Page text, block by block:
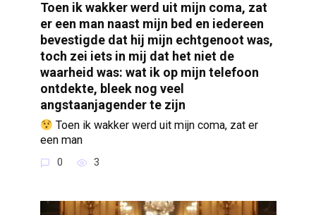
Toen ik wakker werd uit mijn coma, zat
er een man naast mijn bed en iedereen
bevestigde dat hij mijn echtgenoot was,
toch zei iets in mij dat het niet de
waarheid was: wat ik op mijn telefoon
ontdekte, bleek nog veel
angstaanjagender te zijn
Toen ik wakker werd uit mijn coma, zat er
een man
0 3